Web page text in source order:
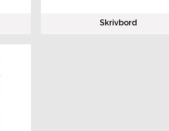
Skrivbord